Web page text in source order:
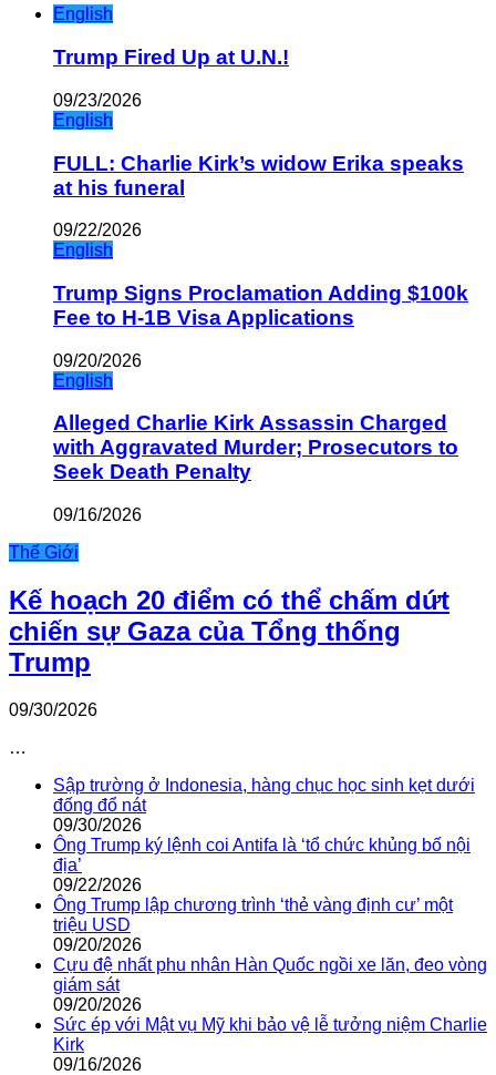
English
Trump Fired Up at U.N.!
09/23/2026
English
FULL: Charlie Kirk’s widow Erika speaks
at his funeral
09/22/2026
English
Trump Signs Proclamation Adding $100k
Fee to H-1B Visa Applications
09/20/2026
English
Alleged Charlie Kirk Assassin Charged
with Aggravated Murder; Prosecutors to
Seek Death Penalty
09/16/2026
Thế Giới
Kế hoạch 20 điểm có thể chấm dứt
chiến sự Gaza của Tổng thống
Trump
09/30/2026
…
Sập trường ở Indonesia, hàng chục học sinh kẹt dưới
đống đổ nát
09/30/2026
Ông Trump ký lệnh coi Antifa là ‘tổ chức khủng bố nội
địa’
09/22/2026
Ông Trump lập chương trình ‘thẻ vàng định cư’ một
triệu USD
09/20/2026
Cựu đệ nhất phu nhân Hàn Quốc ngồi xe lăn, đeo vòng
giám sát
09/20/2026
Sức ép với Mật vụ Mỹ khi bảo vệ lễ tưởng niệm Charlie
Kirk
09/16/2026